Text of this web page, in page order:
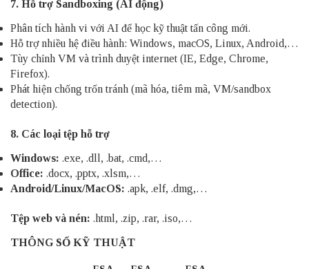
7. Hỗ trợ Sandboxing (AI động)
Phân tích hành vi với AI để học kỹ thuật tấn công mới.
Hỗ trợ nhiều hệ điều hành: Windows, macOS, Linux, Android,…
Tùy chỉnh VM và trình duyệt internet (IE, Edge, Chrome,
Firefox).
Phát hiện chống trốn tránh (mã hóa, tiêm mã, VM/sandbox
detection).
8. Các loại tệp hỗ trợ
Windows: .exe, .dll, .bat, .cmd,…
Office: .docx, .pptx, .xlsm,…
Android/Linux/MacOS: .apk, .elf, .dmg,…
Tệp web và nén: .html, .zip, .rar, .iso,…
THÔNG SỐ KỸ THUẬT